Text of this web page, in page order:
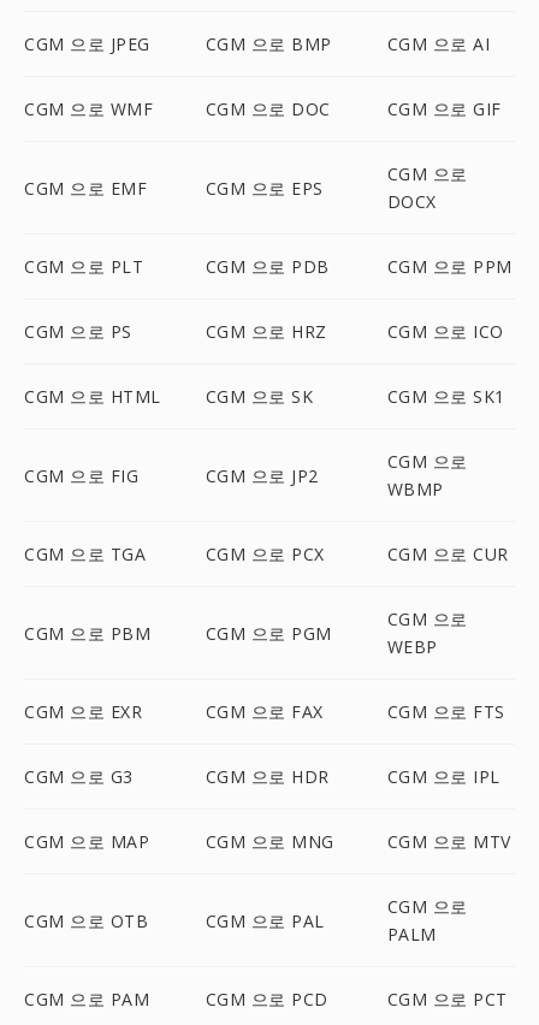
CGM 으로 JPEG CGM 으로 BMP CGM 으로 AI
CGM 으로 WMF CGM 으로 DOC CGM 으로 GIF
CGM 으로 EMF CGM 으로 EPS
CGM 으로
DOCX
CGM 으로 PLT CGM 으로 PDB CGM 으로 PPM
CGM 으로 PS CGM 으로 HRZ CGM 으로 ICO
CGM 으로 HTML CGM 으로 SK CGM 으로 SK1
CGM 으로 FIG CGM 으로 JP2
CGM 으로
WBMP
CGM 으로 TGA CGM 으로 PCX CGM 으로 CUR
CGM 으로 PBM CGM 으로 PGM
CGM 으로
WEBP
CGM 으로 EXR CGM 으로 FAX CGM 으로 FTS
CGM 으로 G3 CGM 으로 HDR CGM 으로 IPL
CGM 으로 MAP CGM 으로 MNG CGM 으로 MTV
CGM 으로 OTB CGM 으로 PAL
CGM 으로
PALM
CGM 으로 PAM CGM 으로 PCD CGM 으로 PCT